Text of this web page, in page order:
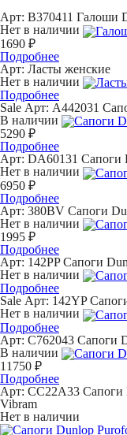
Арт: B370411 Галоши
Нет в наличии
1690 ₽
Подробнее
Арт: Ласты женские
Нет в наличии
Подробнее
Sale Арт: A442031
В наличии
5290 ₽
Подробнее
Арт: DA60131 Сапоги
Нет в наличии
6950 ₽
Подробнее
Арт: 380BV Сапоги
Нет в наличии
1995 ₽
Подробнее
Арт: 142PP Сапоги
Нет в наличии
Подробнее
Sale Арт: 142YP
Нет в наличии
Подробнее
Арт: С762043 Сапоги
В наличии
11750 ₽
Подробнее
Арт: СС22А33 Сапоги
Vibram
Нет в наличии